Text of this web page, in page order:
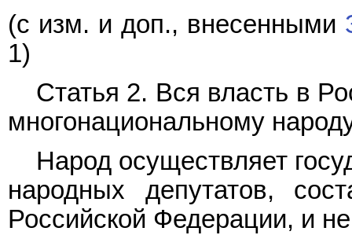
(с изм. и доп., внесенными
1)
Статья 2. Вся власть в
многонациональному
Народ осуществляет
народных депутатов,
Российской Федерации, и